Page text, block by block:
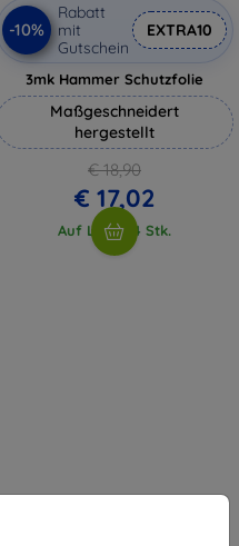
-10%
Rabatt
mit
Gutschein
EXTRA10
3mk Hammer Schutzfolie
Maßgeschneidert
hergestellt
€ 18,90
€ 17,02
Auf Lager 4 Stk.